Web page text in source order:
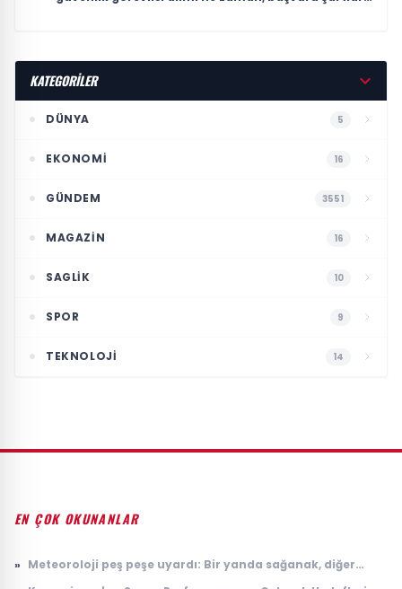
KATEGORİLER
DÜNYA 5
EKONOMI 16
GÜNDEM 3551
MAGAZIN 16
SAGLIK 10
SPOR 9
TEKNOLOJI 14
EN ÇOK OKUNANLAR
» Meteoroloji peş peşe uyardı: Bir yanda sağanak, diğer